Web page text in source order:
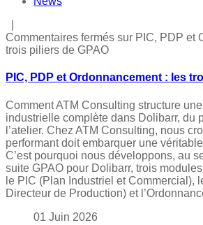
Commentaires fermés sur PIC, PDP et
trois piliers de GPAO
PIC, PDP et Ordonnancement : les
Comment ATM Consulting structure
industrielle complète dans Dolibarr, du
l’atelier. Chez ATM Consulting, nous
performant doit embarquer une
C’est pourquoi nous développons, au
suite GPAO pour Dolibarr, trois
le PIC (Plan Industriel et Commercial),
Directeur de Production) et
01 Juin 2026